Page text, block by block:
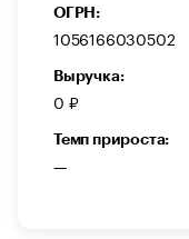
ОГРН:
1056166030502
Выручка:
0 ₽
Темп прироста:
—